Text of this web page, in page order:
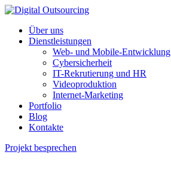
Über uns
Dienstleistungen
Web- und Mobile-Entwicklung
Cybersicherheit
IT-Rekrutierung und HR
Videoproduktion
Internet-Marketing
Portfolio
Blog
Kontakte
Projekt besprechen